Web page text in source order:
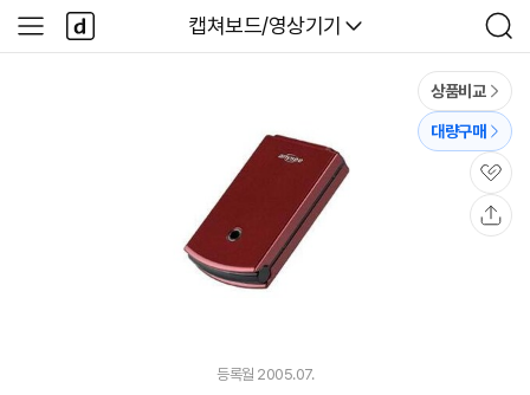
다나와
캡쳐보드/영상기기
검
색
사
이
다
나
와
상품비교
대량구매
관
심
등록월 2005.07.